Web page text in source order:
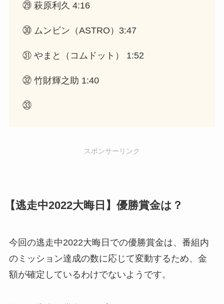
㉙ 萩原利久 4:16
㉚ ムンビン（ASTRO）3:47
㉛ やまと（コムドット） 1:52
㉜ 竹財輝之助 1:40
㉝
スポンサーリンク
【逃走中2022大晦日】優勝賞金は？
今回の逃走中2022大晦日での優勝賞金は、番組内
のミッション達成の数に応じて変動するため、金
額が確定しているわけでないようです。